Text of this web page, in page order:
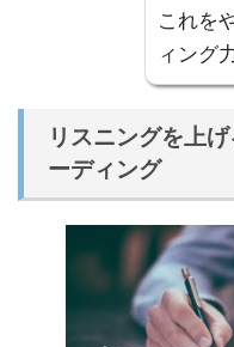
これを
ィング
リスニングを上
ーディング